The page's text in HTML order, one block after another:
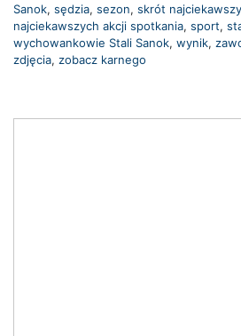
Sanok, sędzia, sezon, skrót
najciekawszych akcji spotkania, sport,
wychowankowie Stali Sanok, wynik,
zdjęcia, zobacz karnego